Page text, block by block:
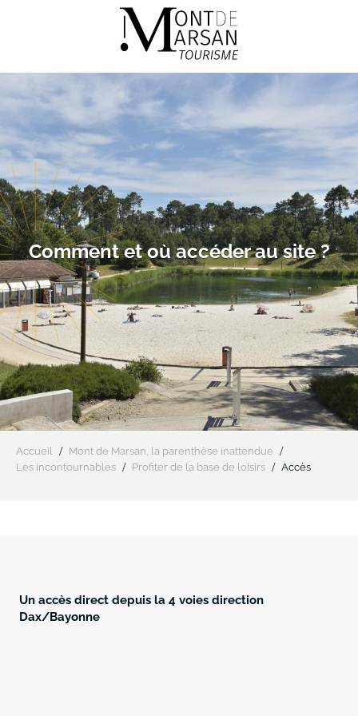
Comment et où accéder au site ?
Accueil
Mont de Marsan, la parenthèse inattendue
Les incontournables
Profiter de la base de loisirs Accès
Un accès direct depuis la 4 voies direction
Dax/Bayonne